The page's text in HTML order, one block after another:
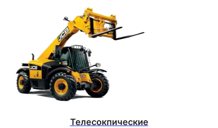
Телесокпические